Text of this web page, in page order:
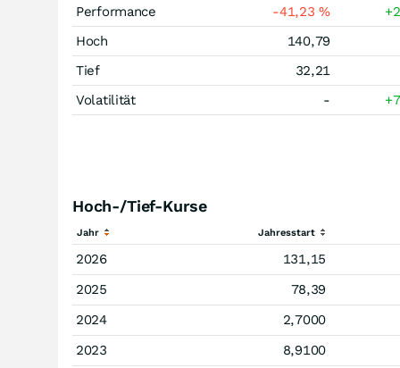
Performance -41,23%
Hoch
140,79
Tief
32,21
Volatilität
-
Hoch-/Tief-Kurse
Jahr Jahresstart
2026
131,15
2025
78,39
2024
2,7000
2023
8,9100